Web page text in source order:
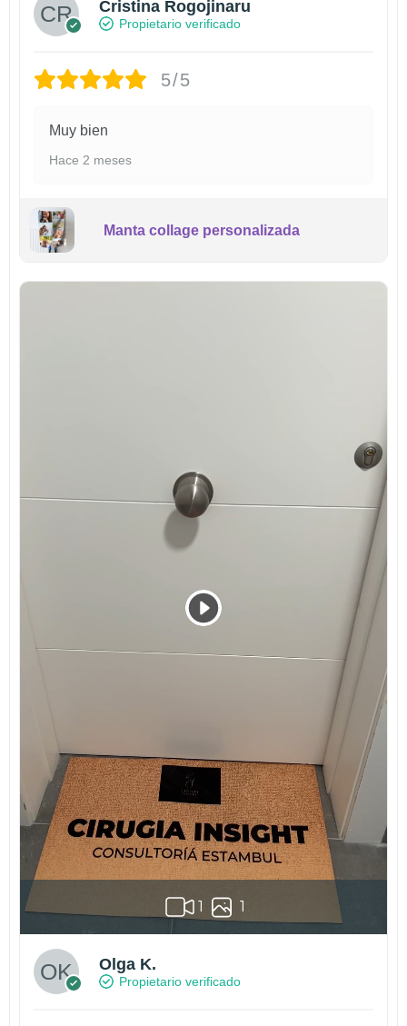
Cristina Rogojinaru
Propietario verificado
5/5
Muy bien
Hace 2 meses
Manta collage personalizada
1 1
Olga K.
Propietario verificado